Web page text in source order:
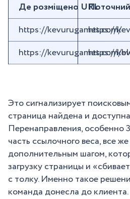
Де розміщено URL
https://kevurugames.com/
https://
https://kevurugames.com/
https://
Это сигнализирует
страница найдена и
Перенаправления, особенно
часть ссылочного веса, все
дополнительным шагом,
загрузку страницы и
с толку. Именно такое
команда донесла до клиента.